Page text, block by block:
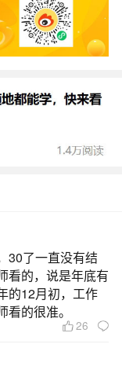
些？都是很常
引起大麻烦，
种：一、天象
对天象的崇
有关。在原
俗逐渐演
日。二、纪念
一种观点。据
30了一直没有结
看的，说是年底有
的12月初，工作
的很准。
26